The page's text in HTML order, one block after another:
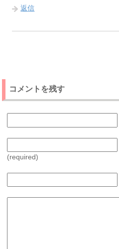
返信
コメントを残す
(required)